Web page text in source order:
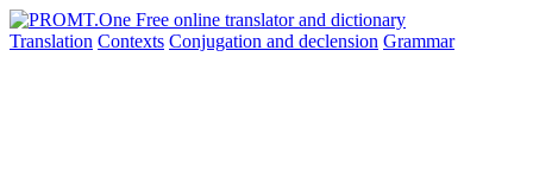
Translation Contexts Conjugation and declension Grammar